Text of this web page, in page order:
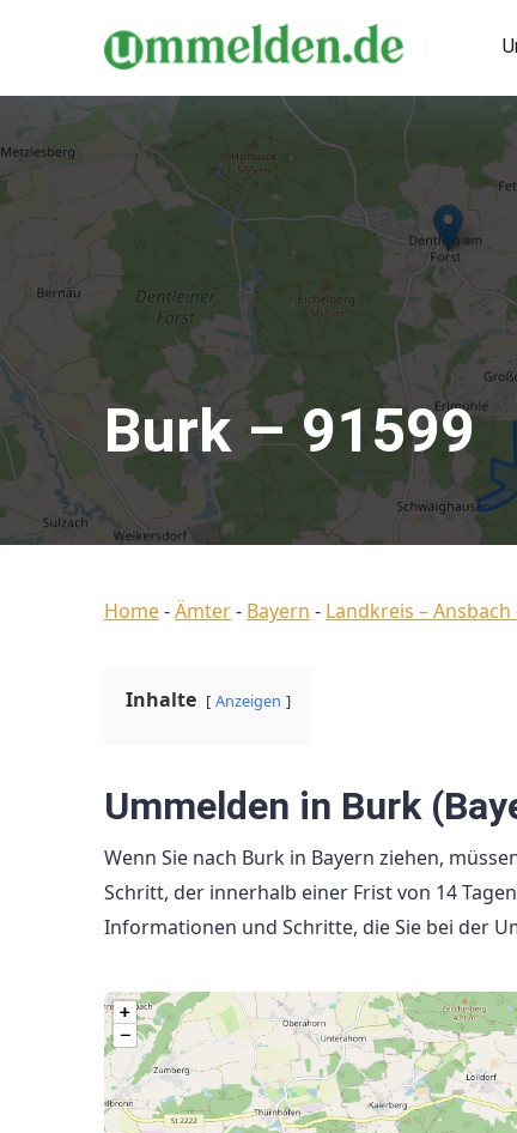
Burk – 91599
Home-Ämter- Bayern - Landkreis – Ansbach
Inhalte Anzeigen
Ummelden in Burk
Wenn Sie nach Burk in Bayern ziehen,
Schritt, der innerhalb einer Frist von 14
Informationen und Schritte, die Sie bei der